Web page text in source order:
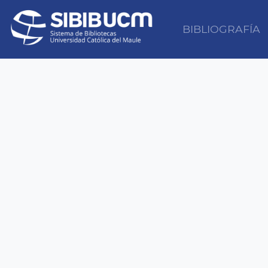
BIBLIOGRAFÍA